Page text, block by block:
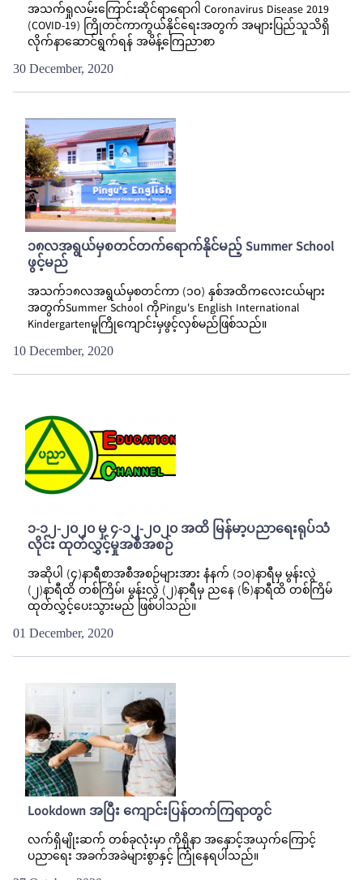
အသက်ရှုလမ်းကြောင်းဆိုင်ရာရောဂါ Coronavirus Disease 2019
(COVID-19) ကြိုတင်ကာကွယ်နိုင်ရေးအတွက် အများပြည်သူသိရှိ
လိုက်နာဆောင်ရွက်ရန် အမိန့်ကြေညာစာ
30 December, 2020
၁၈လအရွယ်မှစတင်တက်ရောက်နိုင်မည့် Summer School
ဖွင့်မည်
အသက်၁၈လအရွယ်မှစတင်ကာ (၁၀) နှစ်အထိကလေးငယ်များ
အတွက်Summer School ကိုPingu's English International
Kindergartenမူကြိုကျောင်းမှဖွင့်လှစ်မည်ဖြစ်သည်။
10 December, 2020
၁-၁၂-၂၀၂၀ မှ ၄-၁၂-၂၀၂၀ အထိ မြန်မာ့ပညာရေးရုပ်သံ
လိုင်း ထုတ်လွှင့်မှုအစီအစဉ်
အဆိုပါ (၄)နာရီစာအစီအစဉ်များအား နံနက် (၁၀)နာရီမှ မွန်းလွဲ
(၂)နာရီထိ တစ်ကြိမ်၊ မွန်းလွဲ (၂)နာရီမှ ညနေ (၆)နာရီထိ တစ်ကြိမ်
ထုတ်လွှင့်ပေးသွားမည် ဖြစ်ပါသည်။
01 December, 2020
Lookdown အပြီး ကျောင်းပြန်တက်ကြရာတွင်
လက်ရှိမျိုးဆက် တစ်ခုလုံးမှာ ကိုရိုနာ အနှောင့်အယှက်ကြောင့်
ပညာရေး အခက်အခဲများစွာနှင့် ကြုံနေရပါသည်။